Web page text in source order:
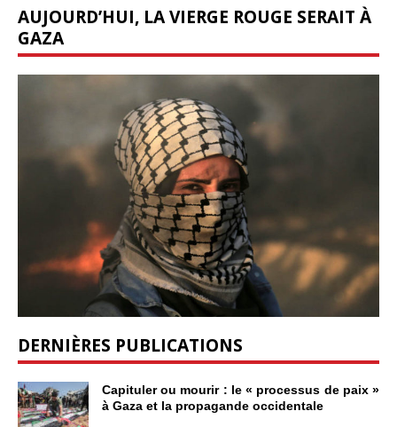
AUJOURD’HUI, LA VIERGE ROUGE SERAIT À
GAZA
DERNIÈRES PUBLICATIONS
Capituler ou mourir : le « processus de paix »
à Gaza et la propagande occidentale